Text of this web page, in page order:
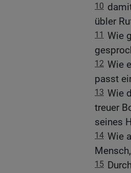
10
übler
11 Wie
12 Wie
passt
13 Wie
treuer
seines
14 Wie
15